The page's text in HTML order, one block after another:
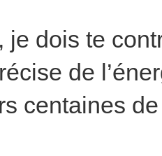
je dois te
de
centaines